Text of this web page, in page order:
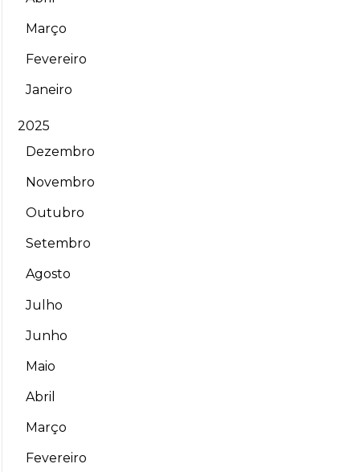
Março
Fevereiro
Janeiro
2025
Dezembro
Novembro
Outubro
Setembro
Agosto
Julho
Junho
Maio
Abril
Março
Fevereiro